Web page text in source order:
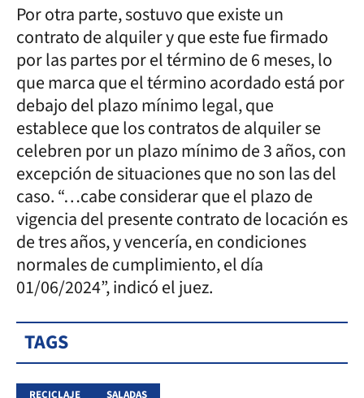
Por otra parte, sostuvo que existe un
contrato de alquiler y que este fue firmado
por las partes por el término de 6 meses, lo
que marca que el término acordado está por
debajo del plazo mínimo legal, que
establece que los contratos de alquiler se
celebren por un plazo mínimo de 3 años, con
excepción de situaciones que no son las del
caso. “…cabe considerar que el plazo de
vigencia del presente contrato de locación es
de tres años, y vencería, en condiciones
normales de cumplimiento, el día
01/06/2024”, indicó el juez.
TAGS
RECICLAJE SALADAS